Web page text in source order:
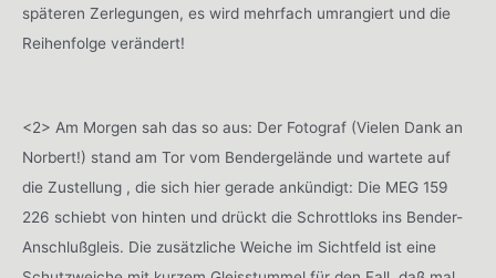
späteren Zerlegungen, es wird mehrfach umrangiert und die
Reihenfolge verändert!
<2> Am Morgen sah das so aus: Der Fotograf (Vielen Dank an
Norbert!) stand am Tor vom Bendergelände und wartete auf
die Zustellung , die sich hier gerade ankündigt: Die MEG 159
226 schiebt von hinten und drückt die Schrottloks ins Bender-
Anschlußgleis. Die zusätzliche Weiche im Sichtfeld ist eine